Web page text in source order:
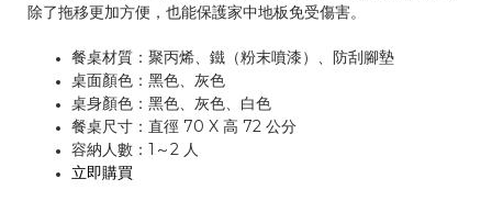
除了拖移更加方便，也能保護家中地板免受傷害。
餐桌材質：聚丙烯、鐵（粉末噴漆）、防刮腳墊
桌面顏色：黑色、灰色
桌身顏色：黑色、灰色、白色
餐桌尺寸：直徑 70 X 高 72 公分
容納人數：1～2 人
立即購買